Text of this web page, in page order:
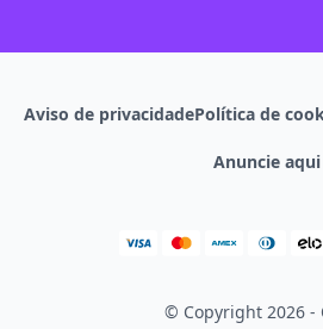
Aviso de privacidadePolítica de
Anuncie aqui
© Copyright 2026 -